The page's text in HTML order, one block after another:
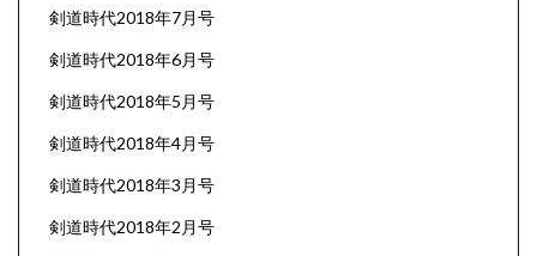
剣道時代2018年7月号
剣道時代2018年6月号
剣道時代2018年5月号
剣道時代2018年4月号
剣道時代2018年3月号
剣道時代2018年2月号